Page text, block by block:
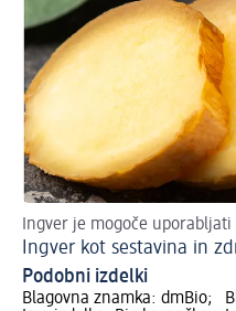
Ingver je mogoče
Ingver kot sestavina in
Podobni izdelki
Blagovna znamka: dmBio;